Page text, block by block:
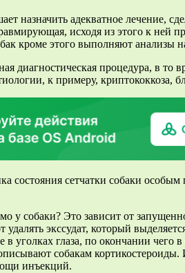
назначить адекватное лечение,
исходя из этого к ней
кроме этого выполняют анализы
диагностическая процедура, в то
к примеру, криптококкоза,
состояния сетчатки собаки
у собаки? Это зависит от
экссудат, который
уголках глаза, по окончании
собакам кортикостероиды.
инъекций.